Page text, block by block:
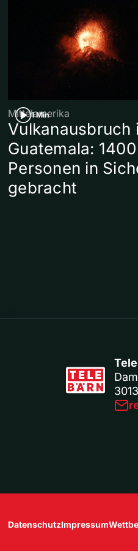
1 Min
Mittelamerika
Vulkanausbruch
Guatemala: 1400
Personen in
gebracht
DatenschutzImpressum